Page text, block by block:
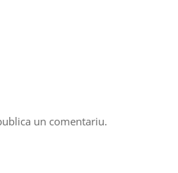
un comentariu.